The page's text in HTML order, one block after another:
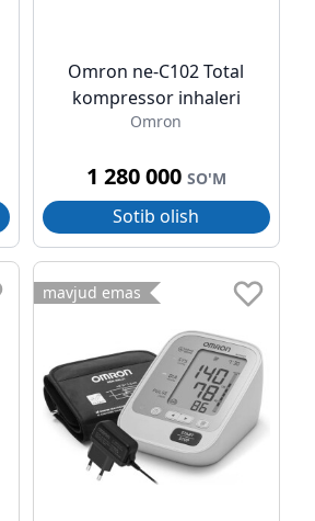
Omron ne-C102 Total
kompressor inhaleri
Omron
1 280 000 SO'M
Sotib olish
mavjud emas